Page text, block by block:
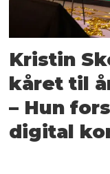
Kristin
kåret til
– Hun
digital